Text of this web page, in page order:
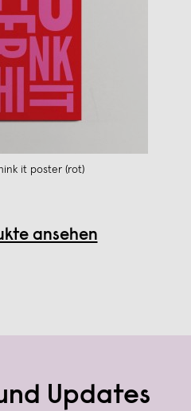
it poster (rot)
ansehen
Updates